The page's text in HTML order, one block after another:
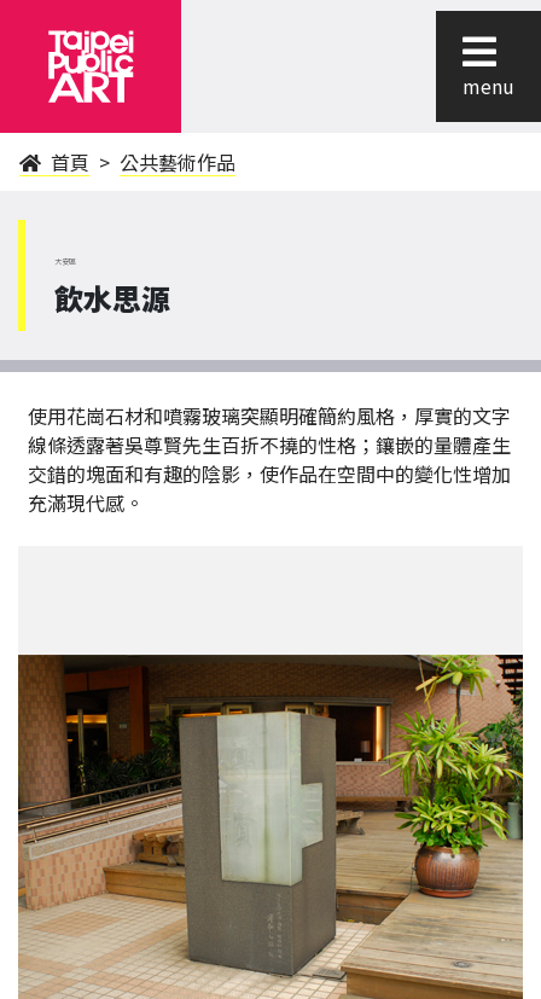
menu
首頁 公共藝術作品
大安區
飲水思源
使用花崗石材和噴霧玻璃突顯明確簡約風格，厚實的文字
線條透露著吳尊賢先生百折不撓的性格；鑲嵌的量體產生
交錯的塊面和有趣的陰影，使作品在空間中的變化性增加
充滿現代感。